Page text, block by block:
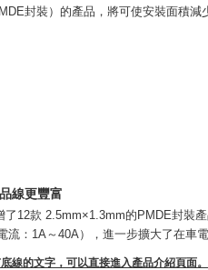
封裝）的產品，將可使安裝面積減
線更豐富
了12款 2.5mm×1.3mm的PMDE封裝
流：1A～40A），進一步擴大了在車
線的文字，可以直接進入產品介紹頁面。